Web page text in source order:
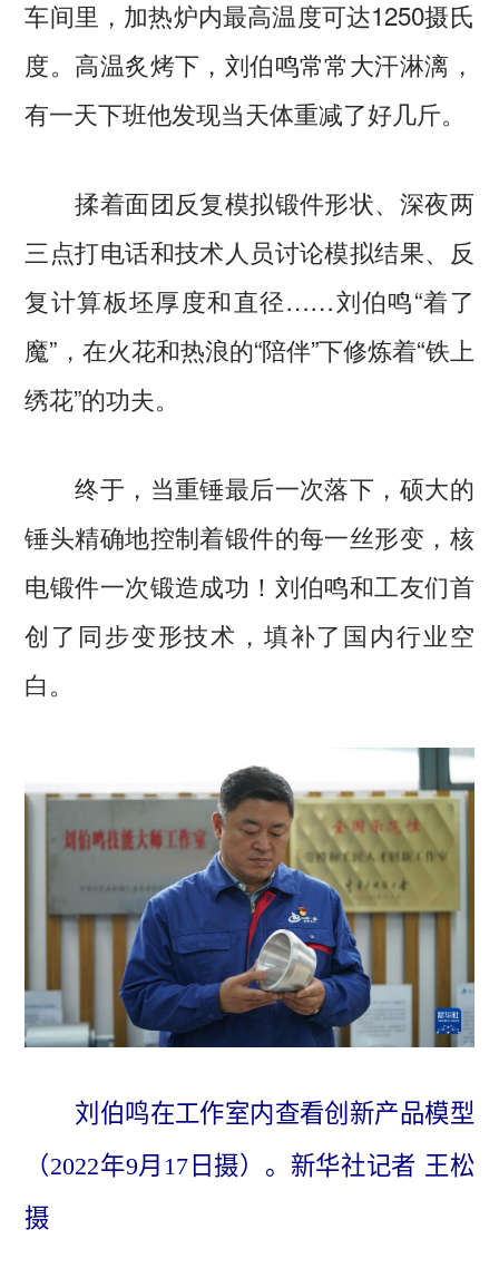
车间里，加热炉内最高温度可达1250摄氏
度。高温炙烤下，刘伯鸣常常大汗淋漓，
有一天下班他发现当天体重减了好几斤。
揉着面团反复模拟锻件形状、深夜两
三点打电话和技术人员讨论模拟结果、反
复计算板坯厚度和直径……刘伯鸣“着了
魔”，在火花和热浪的“陪伴”下修炼着“铁上
绣花”的功夫。
终于，当重锤最后一次落下，硕大的
锤头精确地控制着锻件的每一丝形变，核
电锻件一次锻造成功！刘伯鸣和工友们首
创了同步变形技术，填补了国内行业空
白。
刘伯鸣在工作室内查看创新产品模型
（2022年9月17日摄）。新华社记者 王松
摄